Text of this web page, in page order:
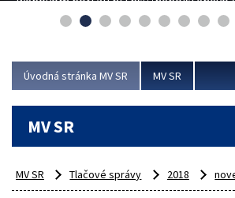
ktorom od augusta pribudne aj
Úvodná stránka MV SR MV SR
MV SR
MV SR Tlačové správy 2018